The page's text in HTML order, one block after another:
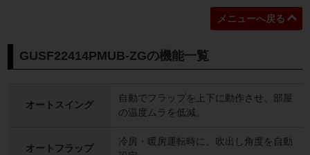
メニューへ戻る
GUSF22414PMUB-ZGの機能一覧
オートスイング
自動でフラップを上下に動作させ、部屋
の温度ムラを低減。
オートフラップ
冷房・暖房運転時に、吹出し角度を自動